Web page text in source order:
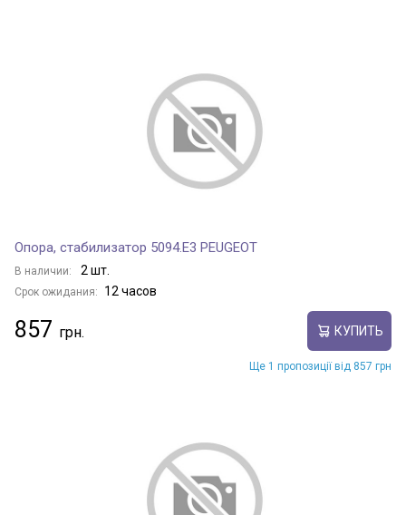
Опора, стабилизатор 5094.E3 PEUGEOT
В наличии: 2 шт.
Срок ожидания: 12 часов
857 КУПИТЬ
Ще 1 пропозиції від 857 грн